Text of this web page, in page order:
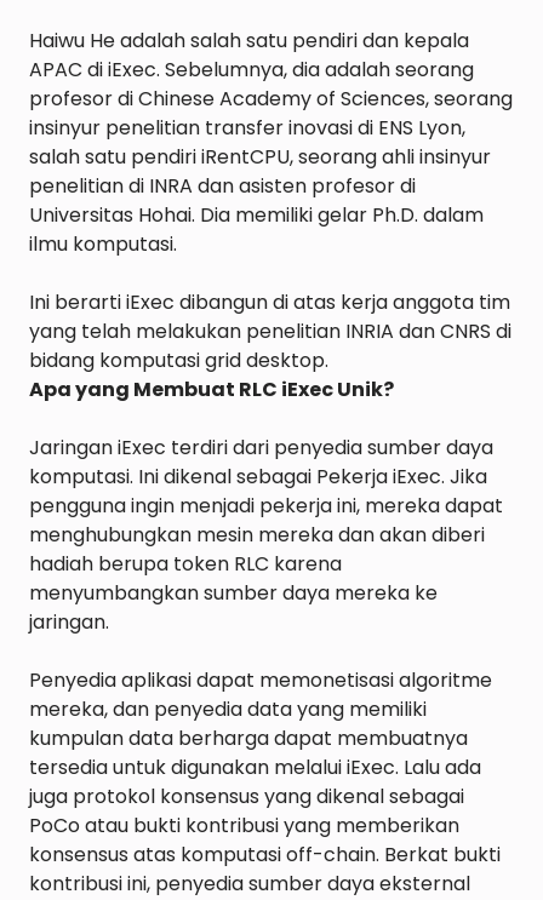
Haiwu He adalah salah satu pendiri dan kepala
APAC di iExec. Sebelumnya, dia adalah seorang
profesor di Chinese Academy of Sciences, seorang
insinyur penelitian transfer inovasi di ENS Lyon,
salah satu pendiri iRentCPU, seorang ahli insinyur
penelitian di INRA dan asisten profesor di
Universitas Hohai. Dia memiliki gelar Ph.D. dalam
ilmu komputasi.
Ini berarti iExec dibangun di atas kerja anggota tim
yang telah melakukan penelitian INRIA dan CNRS di
Apa yang Membuat RLC iExec Unik?
Jaringan iExec terdiri dari penyedia sumber daya
komputasi. Ini dikenal sebagai Pekerja iExec. Jika
pengguna ingin menjadi pekerja ini, mereka dapat
menghubungkan mesin mereka dan akan diberi
hadiah berupa token RLC karena
menyumbangkan sumber daya mereka ke
jaringan.
Penyedia aplikasi dapat memonetisasi algoritme
mereka, dan penyedia data yang memiliki
kumpulan data berharga dapat membuatnya
tersedia untuk digunakan melalui iExec. Lalu ada
juga protokol konsensus yang dikenal sebagai
PoCo atau bukti kontribusi yang memberikan
konsensus atas komputasi off-chain. Berkat bukti
kontribusi ini, penyedia sumber daya eksternal